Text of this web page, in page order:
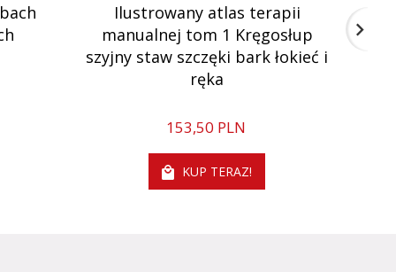
Ilustrowany atlas terapii
manualnej tom 1 Kręgosłup
szyjny staw szczęki bark łokieć i
ręka
153,50 PLN
KUP TERAZ!